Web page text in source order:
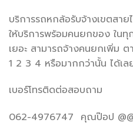
บริการรถหกล้อรับจ้างเขตสา
ให้บริการพร้อมคนยกของ ใน
เยอะ สามารถจ้างคนยกเพิ่ม
1 2 3 4 หรือมากกว่านั้น ได้เล
เบอร์โทรติดต่อสอบถาม
062-4976747 คุณป๊อป